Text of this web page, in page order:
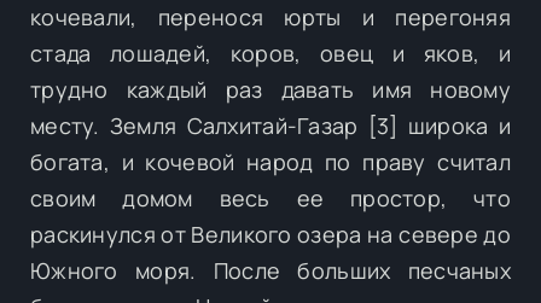
кочевали, перенося юрты и перегоняя
стада лошадей, коров, овец и яков, и
трудно каждый раз давать имя новому
месту. Земля Салхитай-Газар [3] широка и
богата, и кочевой народ по праву считал
своим домом весь ее простор, что
раскинулся от Великого озера на севере до
Южного моря. После больших песчаных